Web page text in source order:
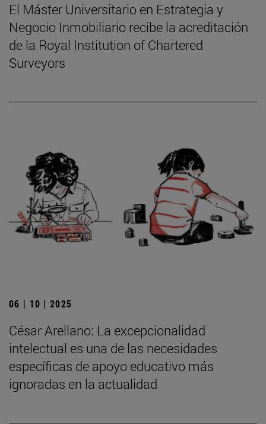
El Máster Universitario en Estrategia y
Negocio Inmobiliario recibe la acreditación
de la Royal Institution of Chartered
Surveyors
06 | 10 | 2025
César Arellano: La excepcionalidad
intelectual es una de las necesidades
específicas de apoyo educativo más
ignoradas en la actualidad